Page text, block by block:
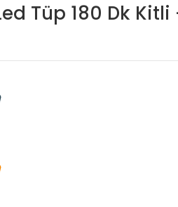
Tüp 180 Dk